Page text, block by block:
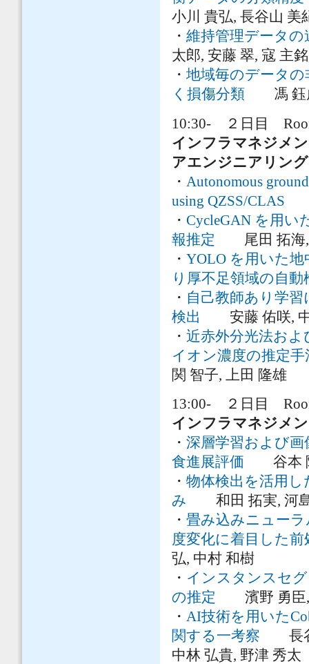
小川 貴弘, 長谷山 美
・ 維持管理データの
太郎, 安藤 翠, 寇 主
・ 地域毎のデータの
く損傷分類 馮 鈺虎
10:30- ２日目
インフラマネジメ
アエンジニアリン
・ Autonomous
using QZSS/CLAS
・ CycleGAN を用い
報推定 尾田 拓海,
・ YOLO を用いた
り厚不足領域の自動
・ 自己教師あり学
検出
安藤 佑咲, 中
・ 近赤外分光法お
イオン濃度の推定
関 智子, 上田 隆雄
13:00- ２日目
インフラマネジメ
・ 深層学習および
食進展評価 谷本 陽
・ 物体検出を活用し
み 和田 拓実, 河島
・ 畳み込みニュー
度変化に着目した前
弘, 中村 和樹
・ インスタンスセ
の推定 濱野 勇臣,
・ AI技術を用いた
関する一考察 長谷
中林 弘貴, 野津 秀太